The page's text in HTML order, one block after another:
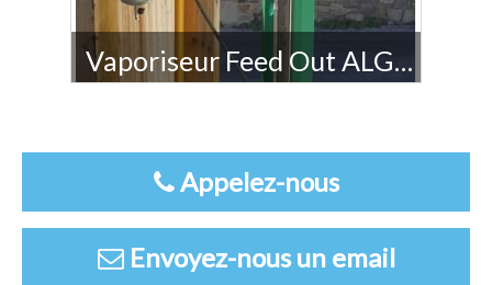
Vaporiseur Feed Out ALGAS
applications à partir de 40kg/h.
Appelez-nous
Envoyez-nous un email